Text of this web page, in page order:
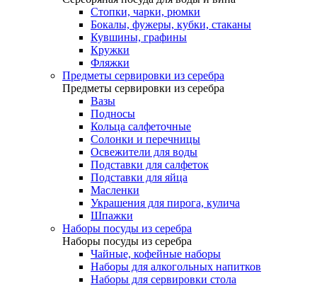
Стопки, чарки, рюмки
Бокалы, фужеры, кубки, стаканы
Кувшины, графины
Кружки
Фляжки
Предметы сервировки из серебра
Предметы сервировки из серебра
Вазы
Подносы
Кольца салфеточные
Солонки и перечницы
Освежители для воды
Подставки для салфеток
Подставки для яйца
Масленки
Украшения для пирога, кулича
Шпажки
Наборы посуды из серебра
Наборы посуды из серебра
Чайные, кофейные наборы
Наборы для алкогольных напитков
Наборы для сервировки стола